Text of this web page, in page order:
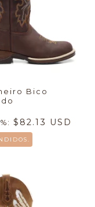
Bico
$82.13 USD